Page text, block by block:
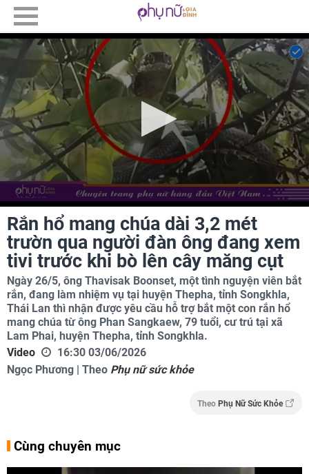
Rắn hổ mang chúa dài 3,2 mét
trườn qua người đàn ông đang xem
tivi trước khi bò lên cây măng cụt
Ngày 26/5, ông Thavisak Boonset, một tình nguyện viên bắt
rắn, đang làm nhiệm vụ tại huyện Thepha, tỉnh Songkhla,
Thái Lan thì nhận được yêu cầu hỗ trợ bắt một con rắn hổ
mang chúa từ ông Phan Sangkaew, 79 tuổi, cư trú tại xã
Lam Phai, huyện Thepha, tỉnh Songkhla.
Video
16:30 03/06/2026
Ngọc Phương | Theo Phụ nữ sức khỏe
Theo Phụ Nữ Sức Khỏe
Cùng chuyên mục